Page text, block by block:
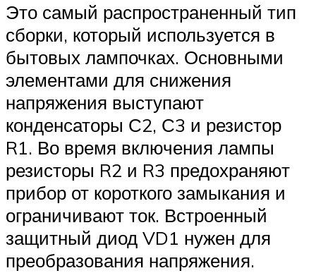
Это самый распространенный тип
сборки, который используется в
бытовых лампочках. Основными
элементами для снижения
напряжения выступают
конденсаторы С2, С3 и резистор
R1. Во время включения лампы
резисторы R2 и R3 предохраняют
прибор от короткого замыкания и
ограничивают ток. Встроенный
защитный диод VD1 нужен для
преобразования напряжения.